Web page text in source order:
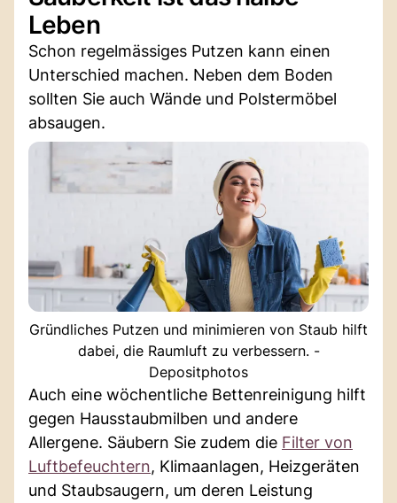
Leben
Schon regelmässiges Putzen kann einen
Unterschied machen. Neben dem Boden
sollten Sie auch Wände und Polstermöbel
absaugen.
Gründliches Putzen und minimieren von Staub hilft
dabei, die Raumluft zu verbessern. -
Depositphotos
Auch eine wöchentliche Bettenreinigung hilft
gegen Hausstaubmilben und andere
Allergene. Säubern Sie zudem die Filter von
Luftbefeuchtern, Klimaanlagen, Heizgeräten
und Staubsaugern, um deren Leistung